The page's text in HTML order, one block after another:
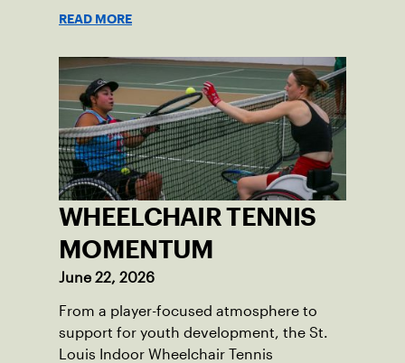
READ MORE
WHEELCHAIR TENNIS
MOMENTUM
June 22, 2026
From a player-focused atmosphere to
support for youth development, the St.
Louis Indoor Wheelchair Tennis